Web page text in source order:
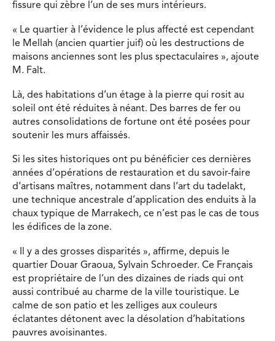
fissure qui zèbre l’un de ses murs intérieurs.
« Le quartier à l’évidence le plus affecté est cependant
le Mellah (ancien quartier juif) où les destructions de
maisons anciennes sont les plus spectaculaires », ajoute
M. Falt.
Là, des habitations d’un étage à la pierre qui rosit au
soleil ont été réduites à néant. Des barres de fer ou
autres consolidations de fortune ont été posées pour
soutenir les murs affaissés.
Si les sites historiques ont pu bénéficier ces dernières
années d’opérations de restauration et du savoir-faire
d’artisans maîtres, notamment dans l’art du tadelakt,
une technique ancestrale d’application des enduits à la
chaux typique de Marrakech, ce n’est pas le cas de tous
les édifices de la zone.
« Il y a des grosses disparités », affirme, depuis le
quartier Douar Graoua, Sylvain Schroeder. Ce Français
est propriétaire de l’un des dizaines de riads qui ont
aussi contribué au charme de la ville touristique. Le
calme de son patio et les zelliges aux couleurs
éclatantes détonent avec la désolation d’habitations
pauvres avoisinantes.